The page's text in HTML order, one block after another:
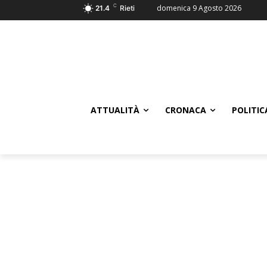
21.4 C Rieti domenica 9 Agosto 2026
ATTUALITÀ CRONACA